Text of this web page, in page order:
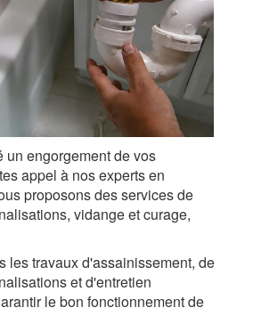
un engorgement de vos
appel à nos experts en
proposons des services de
vidange et curage,
les travaux d'assainissement, de
et d'entretien
le bon fonctionnement de